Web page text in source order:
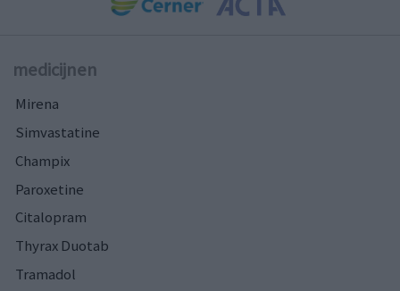
medicijnen
Mirena
Simvastatine
Champix
Paroxetine
Citalopram
Thyrax Duotab
Tramadol